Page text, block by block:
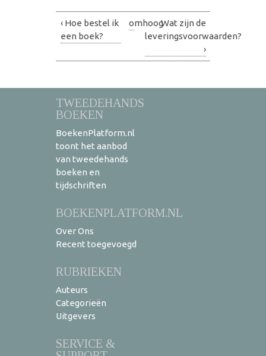
‹ Hoe bestel ik
een boek?
omhoogWat zijn de
leveringsvoorwaarden?
›
TWEEDEHANDS
BOEKEN
BoekenPlatform.nl
toont het aanbod
van tweedehands
boeken en
tijdschriften
BOEKENPLATFORM.NL
Over Ons
Recent toegevoegd
RUBRIEKEN
Auteurs
Categorieën
Uitgevers
SERVICE &